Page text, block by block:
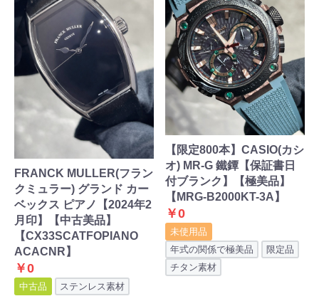
FRANCK MULLER(フラン
クミュラー) グランド カー
ベックス ピアノ【2024年2
月印】【中古美品】
【CX33SCATFOPIANO
ACACNR】
￥0
中古品 ステンレス素材
【限定800本】CASIO(カシ
オ) MR-G 鐵鐔【保証書日
付ブランク】【極美品】
【MRG-B2000KT-3A】
￥0
未使用品
年式の関係で極美品
限定品
チタン素材